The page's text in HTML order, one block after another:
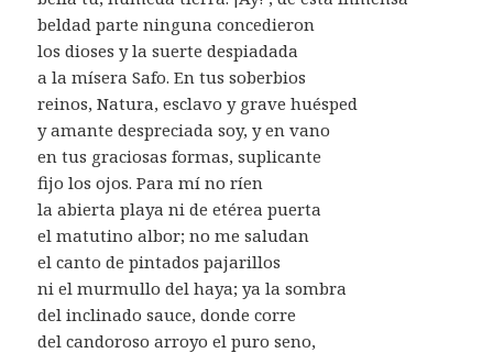
beldad parte ninguna concedieron
los dioses y la suerte despiadada
a la mísera Safo. En tus soberbios
reinos, Natura, esclavo y grave huésped
y amante despreciada soy, y en vano
en tus graciosas formas, suplicante
fijo los ojos. Para mí no ríen
la abierta playa ni de etérea puerta
el matutino albor; no me saludan
el canto de pintados pajarillos
ni el murmullo del haya; ya la sombra
del inclinado sauce, donde corre
del candoroso arroyo el puro seno,